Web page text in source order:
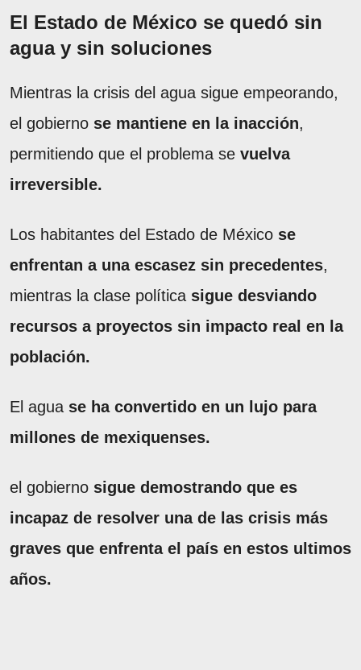
El Estado de México se quedó sin
agua y sin soluciones
Mientras la crisis del agua sigue empeorando,
el gobierno se mantiene en la inacción,
permitiendo que el problema se vuelva
irreversible.
Los habitantes del Estado de México se
enfrentan a una escasez sin precedentes,
mientras la clase política sigue desviando
recursos a proyectos sin impacto real en la
población.
El agua se ha convertido en un lujo para
millones de mexiquenses.
el gobierno sigue demostrando que es
incapaz de resolver una de las crisis más
graves que enfrenta el país en estos ultimos
años.